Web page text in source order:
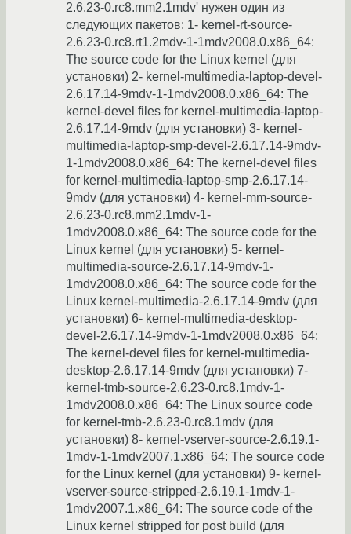
2.6.23-0.rc8.mm2.1mdv' нужен один из
следующих пакетов: 1- kernel-rt-source-
2.6.23-0.rc8.rt1.2mdv-1-1mdv2008.0.x86_64:
The source code for the Linux kernel (для
установки) 2- kernel-multimedia-laptop-devel-
2.6.17.14-9mdv-1-1mdv2008.0.x86_64: The
kernel-devel files for kernel-multimedia-laptop-
2.6.17.14-9mdv (для установки) 3- kernel-
multimedia-laptop-smp-devel-2.6.17.14-9mdv-
1-1mdv2008.0.x86_64: The kernel-devel files
for kernel-multimedia-laptop-smp-2.6.17.14-
9mdv (для установки) 4- kernel-mm-source-
2.6.23-0.rc8.mm2.1mdv-1-
1mdv2008.0.x86_64: The source code for the
Linux kernel (для установки) 5- kernel-
multimedia-source-2.6.17.14-9mdv-1-
1mdv2008.0.x86_64: The source code for the
Linux kernel-multimedia-2.6.17.14-9mdv (для
установки) 6- kernel-multimedia-desktop-
devel-2.6.17.14-9mdv-1-1mdv2008.0.x86_64:
The kernel-devel files for kernel-multimedia-
desktop-2.6.17.14-9mdv (для установки) 7-
kernel-tmb-source-2.6.23-0.rc8.1mdv-1-
1mdv2008.0.x86_64: The Linux source code
for kernel-tmb-2.6.23-0.rc8.1mdv (для
установки) 8- kernel-vserver-source-2.6.19.1-
1mdv-1-1mdv2007.1.x86_64: The source code
for the Linux kernel (для установки) 9- kernel-
vserver-source-stripped-2.6.19.1-1mdv-1-
1mdv2007.1.x86_64: The source code of the
Linux kernel stripped for post build (для